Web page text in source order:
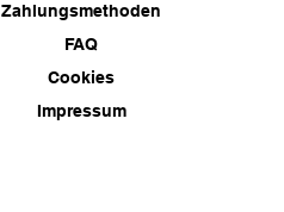
Zahlungsmethoden
FAQ
Cookies
Impressum